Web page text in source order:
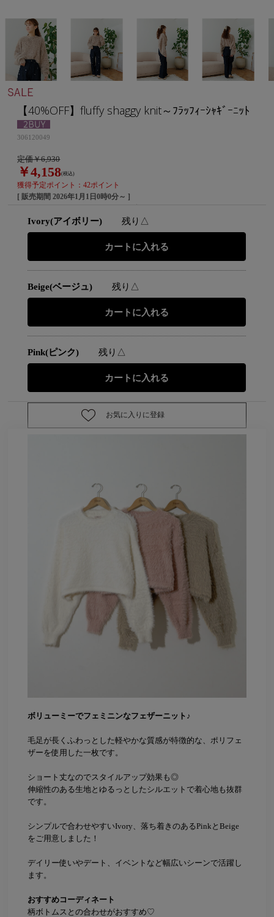
【40%OFF】fluffy shaggy knit～ﾌﾗｯﾌｨｰｼｬｷﾞｰﾆｯﾄ
306120049
定価￥6,930
￥4,158(税込)
獲得予定ポイント：42ポイント
[ 販売期間2026年1月1日0時0分～ ]
Ivory(アイボリー) 残り△
Beige(ベージュ) 残り△
Pink(ピンク) 残り△
お気に入りに登録
ボリューミーでフェミニンなフェザーニット♪
毛足が長くふわっとした軽やかな質感が特徴的な、ポリフェ
ザーを使用した一枚です。
ショート丈なのでスタイルアップ効果も◎
伸縮性のある生地とゆるっとしたシルエットで着心地も抜群
です。
シンプルで合わせやすいIvory、落ち着きのあるPinkとBeige
をご用意しました！
デイリー使いやデート、イベントなど幅広いシーンで活躍し
ます。
おすすめコーディネート
柄ボトムスとの合わせがおすすめ♡